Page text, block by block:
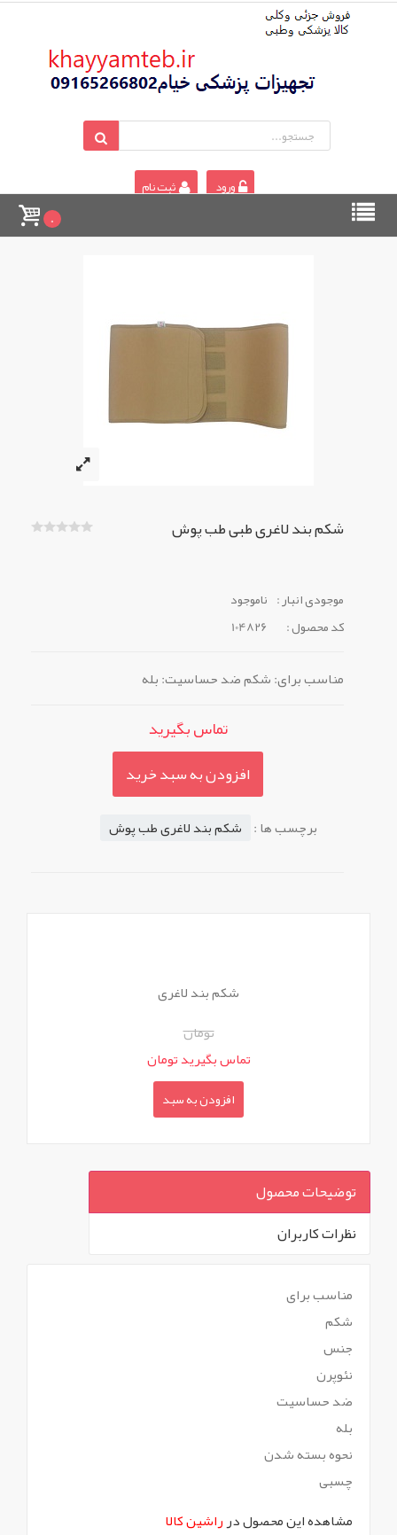
ورود ثبت نام
0
شکم بند لاغری طبی طب پوش
موجودی انبار : ناموجود
کد محصول :
104826
مناسب برای: شکم ضد حساسیت: بله
تماس بگیرید
افزودن به سبد خرید
برچسب ها : شکم بند لاغری طب پوش
شکم بند لاغری
تومان
تماس بگیرید تومان
افزودن به سبد
توضیحات محصول
نظرات کاربران
مناسب برای
شکم
جنس
نئوپرن
ضد حساسیت
بله
نحوه بسته شدن
چسبی
مشاهده این محصول درراشین کالا